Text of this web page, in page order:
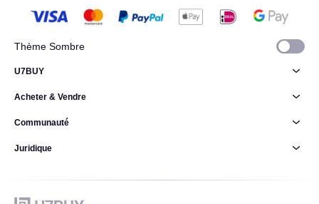
Thème Sombre
U7BUY
Acheter & Vendre
Communauté
Juridique